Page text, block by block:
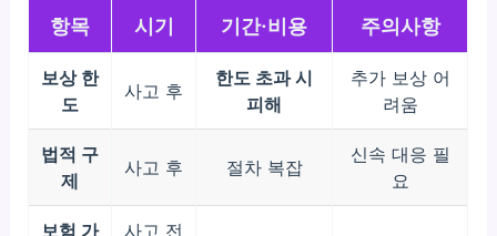
항목 시기 기간·비용 주의사항
보상 한
도
사고 후
한도 초과 시
피해
추가 보상 어
려움
법적 구
제
사고 후 절차 복잡
신속 대응 필
요
보험 가
사고 전